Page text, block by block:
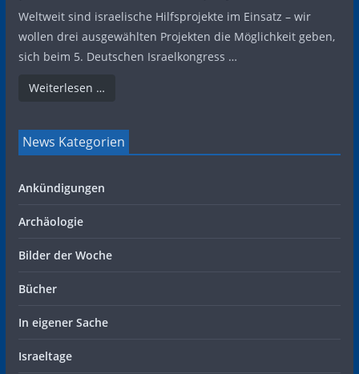
Weltweit sind israelische Hilfsprojekte im Einsatz – wir
wollen drei ausgewählten Projekten die Möglichkeit geben,
sich beim 5. Deutschen Israelkongress …
Weiterlesen …
News Kategorien
Ankündigungen
Archäologie
Bilder der Woche
Bücher
In eigener Sache
Israeltage